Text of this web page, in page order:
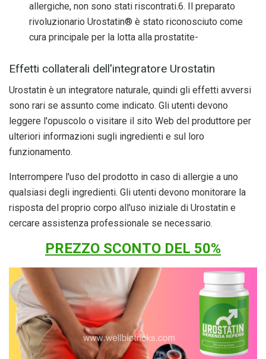
allergiche, non sono stati riscontrati.6. Il preparato
rivoluzionario Urostatin® è stato riconosciuto come
cura principale per la lotta alla prostatite-
Effetti collaterali dell'integratore Urostatin
Urostatin è un integratore naturale, quindi gli effetti avversi
sono rari se assunto come indicato. Gli utenti devono
leggere l'opuscolo o visitare il sito Web del produttore per
ulteriori informazioni sugli ingredienti e sul loro
funzionamento.
Interrompere l'uso del prodotto in caso di allergie a uno
qualsiasi degli ingredienti. Gli utenti devono monitorare la
risposta del proprio corpo all'uso iniziale di Urostatin e
cercare assistenza professionale se necessario.
PREZZO SCONTO DEL 50%